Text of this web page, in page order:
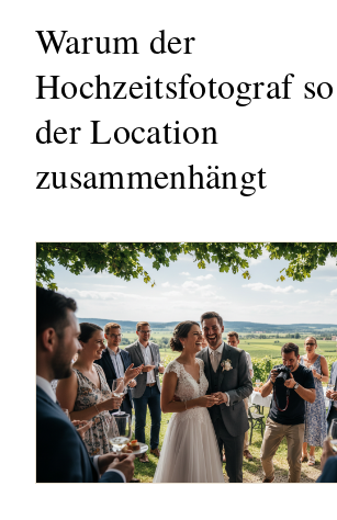
Warum der
Hochzeitsfotograf
der Location
zusammenhängt